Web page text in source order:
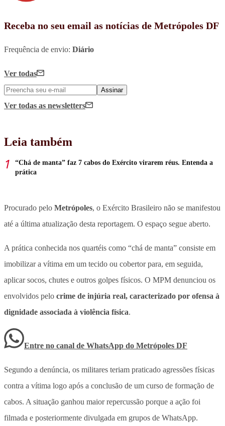
Receba no seu email as notícias de Metrópoles DF
Frequência de envio: Diário
Ver todas
Assinar
Ver todas as newsletters
Leia também
“Chá de manta” faz 7 cabos do Exército virarem réus. Entenda a
prática
Procurado pelo Metrópoles, o Exército Brasileiro não se manifestou
até a última atualização desta reportagem. O espaço segue aberto.
A prática conhecida nos quartéis como “chá de manta” consiste em
imobilizar a vítima em um tecido ou cobertor para, em seguida,
aplicar socos, chutes e outros golpes físicos. O MPM denunciou os
envolvidos pelo crime de injúria real, caracterizado por ofensa à
dignidade associada à violência física.
Entre no canal de WhatsApp do Metrópoles DF
Segundo a denúncia, os militares teriam praticado agressões físicas
contra a vítima logo após a conclusão de um curso de formação de
cabos. A situação ganhou maior repercussão porque a ação foi
filmada e posteriormente divulgada em grupos de WhatsApp.